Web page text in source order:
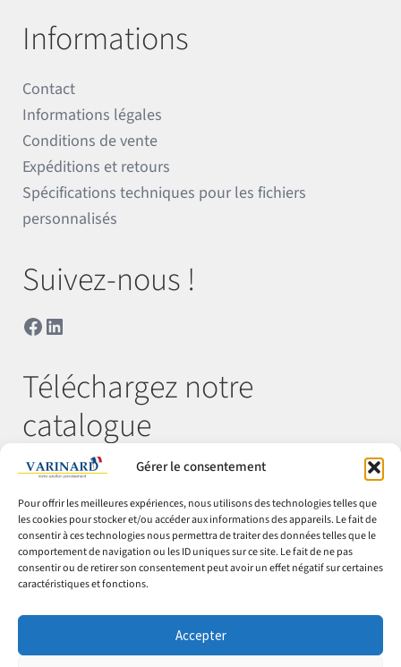
Gérer le consentement
Pour offrir les meilleures expériences, nous utilisons des technologies telles que
les cookies pour stocker et/ou accéder aux informations des appareils. Le fait de
consentir à ces technologies nous permettra de traiter des données telles que le
comportement de navigation ou les ID uniques sur ce site. Le fait de ne pas
consentir ou de retirer son consentement peut avoir un effet négatif sur certaines
caractéristiques et fonctions.
Accepter
Informations
Contact
Informations légales
Conditions de vente
Expéditions et retours
Spécifications techniques pour les fichiers
personnalisés
Suivez-nous !
Facebook
LinkedIn
Téléchargez notre
catalogue
© Varinard 2026